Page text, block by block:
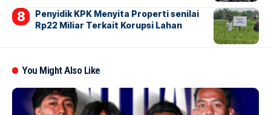
Penyidik KPK Menyita Properti senilai
Rp22 Miliar Terkait Korupsi Lahan
You Might Also Like